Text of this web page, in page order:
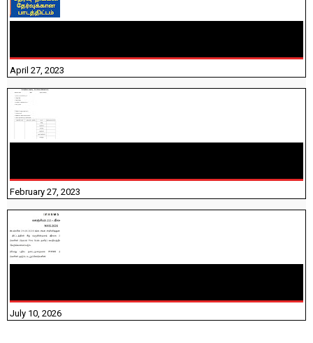
April 27, 2023
February 27, 2023
July 10, 2026